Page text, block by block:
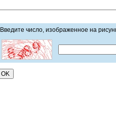
Введите число, изображенное на